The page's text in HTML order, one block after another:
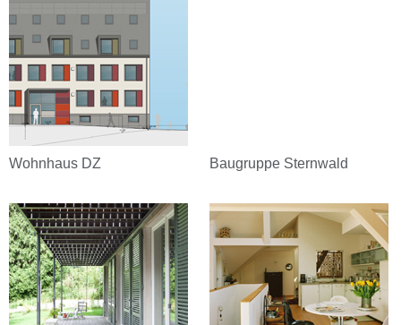
Wohnhaus DZ Baugruppe Sternwald